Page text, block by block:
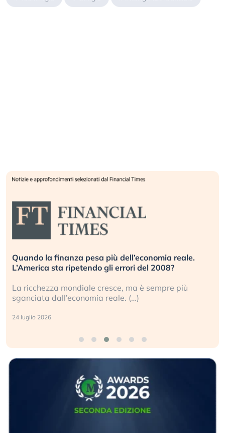
Quando la finanza pesa più dell’economia reale.
L’America sta ripetendo gli errori del 2008?
La ricchezza mondiale cresce, ma è sempre più
sganciata dall’economia reale. (…)
24 luglio 2026